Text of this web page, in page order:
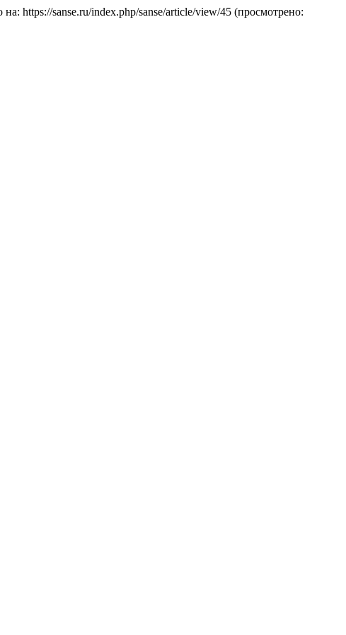
на: https://sanse.ru/index.php/sanse/article/view/45 (просмотрено: